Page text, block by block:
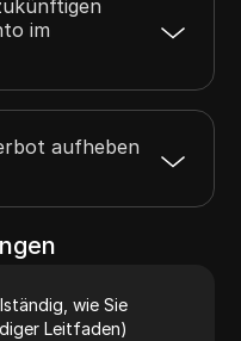
im
aufheben
wie Sie
Leitfaden)